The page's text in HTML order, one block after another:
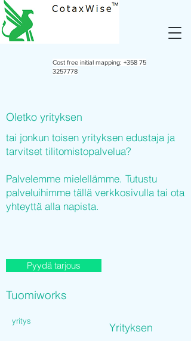
Cost free initial mapping: +358 75
3257778
Oletko yrityksen
tai jonkun toisen yrityksen edustaja ja
tarvitset tilitomistopalvelua?
Palvelemme mielellämme. Tutustu
palveluihimme tällä verkkosivulla tai ota
yhteyttä alla napista.
Tuomiworks
Pyydä tarjous
yritys Yrityksen